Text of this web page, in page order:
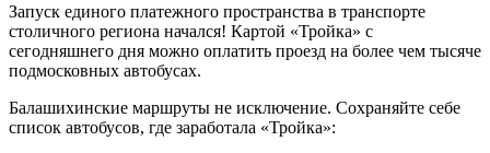
Запуск единого платежного пространства в транспорте
столичного региона начался! Картой «Тройка» с
сегодняшнего дня можно оплатить проезд на более чем тысяче
подмосковных автобусах.
Балашихинские маршруты не исключение. Сохраняйте себе
список автобусов, где заработала «Тройка»: